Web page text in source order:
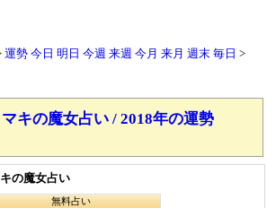
運勢 今日 明日 今週 来週 今月 来月 週末 毎日
キの魔女占い / 2018年の運勢
の魔女占い
無料占い